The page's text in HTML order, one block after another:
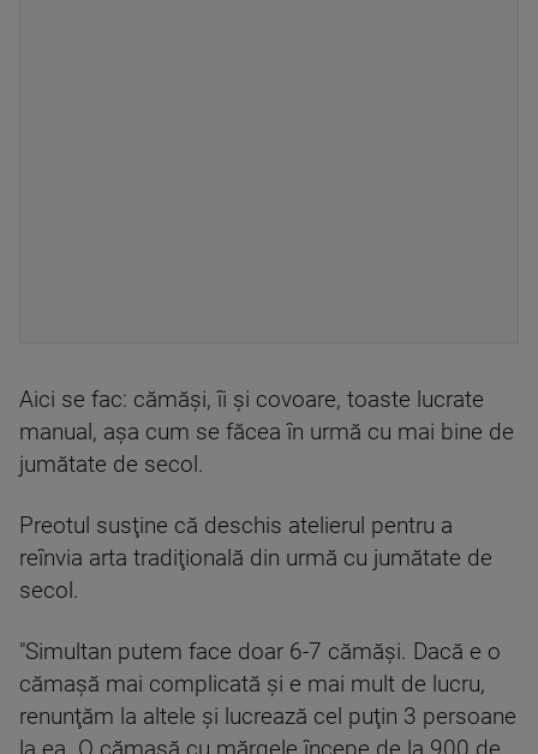
Aici se fac: cămăşi, îi şi covoare, toaste lucrate
manual, aşa cum se făcea în urmă cu mai bine de
jumătate de secol.
Preotul susţine că deschis atelierul pentru a
reînvia arta tradiţională din urmă cu jumătate de
secol.
"Simultan putem face doar 6-7 cămăşi. Dacă e o
cămaşă mai complicată şi e mai mult de lucru,
renunţăm la altele şi lucrează cel puţin 3 persoane